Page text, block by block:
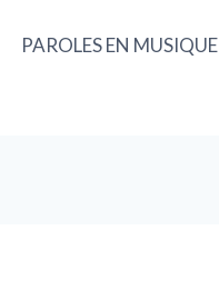
PAROLES EN MUSIQUE